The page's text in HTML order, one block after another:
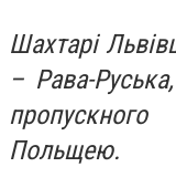
Шахтарі
– Рава-
Польщею.